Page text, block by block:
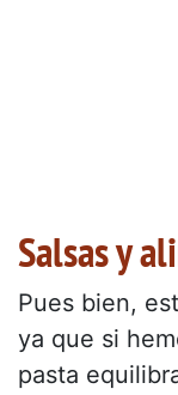
Salsas y
Pues bien,
ya que si
pasta